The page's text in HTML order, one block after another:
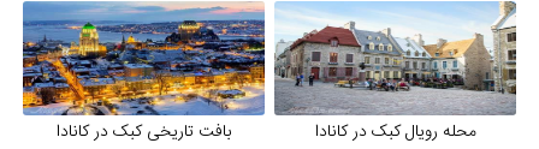
محله رویال کبک در کانادا بافت تاریخی کبک در کانادا